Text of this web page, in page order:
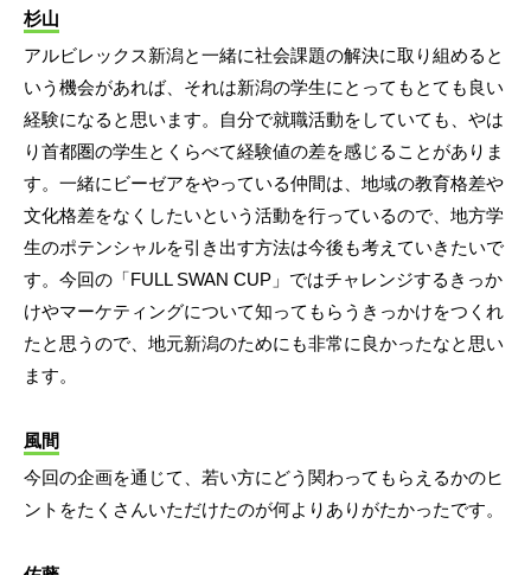
杉山
アルビレックス新潟と一緒に社会課題の解決に取り組めると
いう機会があれば、それは新潟の学生にとってもとても良い
経験になると思います。自分で就職活動をしていても、やは
り首都圏の学生とくらべて経験値の差を感じることがありま
す。一緒にビーゼアをやっている仲間は、地域の教育格差や
文化格差をなくしたいという活動を行っているので、地方学
生のポテンシャルを引き出す方法は今後も考えていきたいで
す。今回の「FULL SWAN CUP」ではチャレンジするきっか
けやマーケティングについて知ってもらうきっかけをつくれ
たと思うので、地元新潟のためにも非常に良かったなと思い
ます。
風間
今回の企画を通じて、若い方にどう関わってもらえるかのヒ
ントをたくさんいただけたのが何よりありがたかったです。